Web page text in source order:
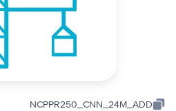
NCPPR250_CNN_24M_ADD